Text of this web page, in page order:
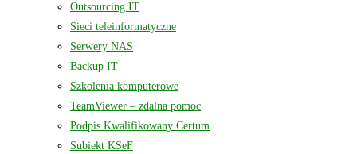
Outsourcing IT
Sieci teleinformatyczne
Serwery NAS
Backup IT
Szkolenia komputerowe
TeamViewer – zdalna pomoc
Podpis Kwalifikowany Certum
Subiekt KSeF